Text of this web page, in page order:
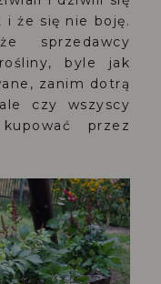
że się nie boję.
sprzedawcy
byle jak
zanim dotrą
czy wszyscy
przez